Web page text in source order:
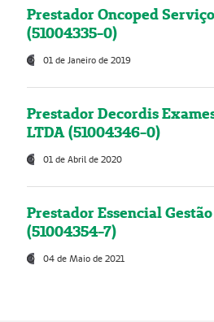
Prestador Oncoped
(51004335-0)
01 de Janeiro de 2019
Prestador Decordis
LTDA (51004346-0)
01 de Abril de 2020
Prestador Essencial
(51004354-7)
04 de Maio de 2021